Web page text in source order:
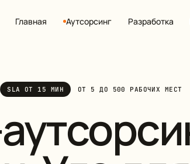
Главная Аутсорсинг Разработка
SLA ОТ 15 МИН ОТ 5 ДО 500 РАБОЧИХ МЕСТ